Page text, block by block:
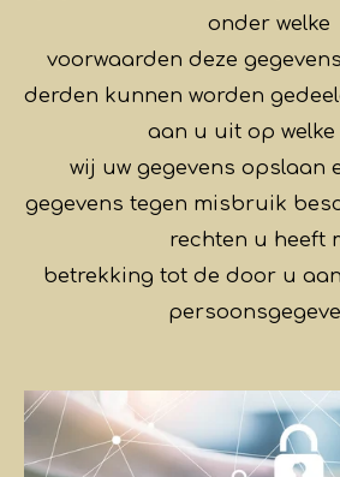
onder welke
voorwaarden deze
derden kunnen worden
aan u uit op welke
wij uw gegevens opslaan
gegevens tegen misbruik
rechten u heeft
betrekking tot de door u